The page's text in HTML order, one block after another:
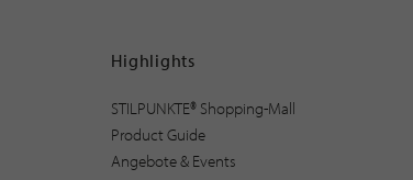
Highlights
STILPUNKTE® Shopping-Mall
Product Guide
Angebote & Events